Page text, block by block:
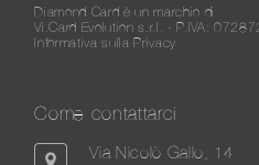
Diamond Card è un marchio di
Vi.Card Evolution s.r.l. - P.IVA:
Informativa sulla Privacy
Come contattarci
Via Nicolò Gallo, 14